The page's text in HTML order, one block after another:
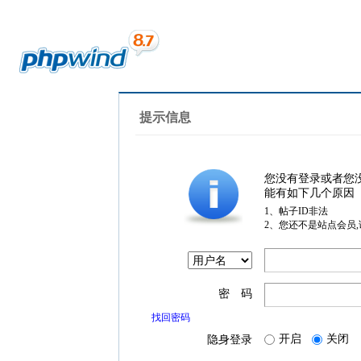
提示信息
您没有登录或者您
能有如下几个原因
1、帖子ID非法
2、您还不是站点会员
密 码
找回密码
隐身登录 开启 关闭